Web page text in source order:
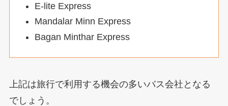
E-lite Express
Mandalar Minn Express
Bagan Minthar Express
上記は旅行で利用する機会の多いバス会社となる
でしょう。